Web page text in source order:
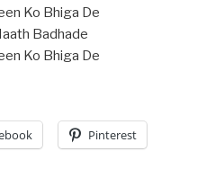
Ko Bhiga De
Badhade
Ko Bhiga De
Pinterest